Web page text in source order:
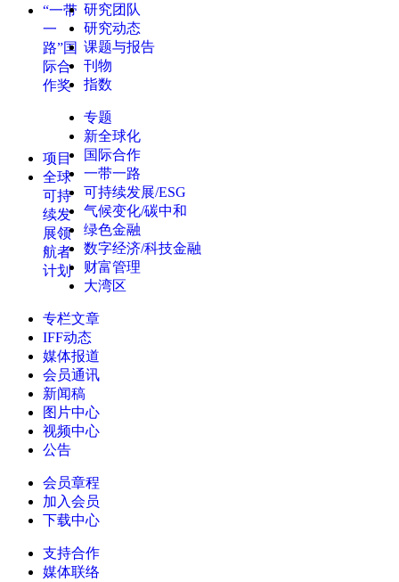
“一带
一
路”国
际合
作奖
项目
全球
可持
续发
展领
航者
计划
研究团队
研究动态
课题与报告
刊物
指数
专题
新全球化
国际合作
一带一路
可持续发展/ESG
气候变化/碳中和
绿色金融
数字经济/科技金融
财富管理
大湾区
专栏文章
IFF动态
媒体报道
会员通讯
新闻稿
图片中心
视频中心
公告
会员章程
加入会员
下载中心
支持合作
媒体联络